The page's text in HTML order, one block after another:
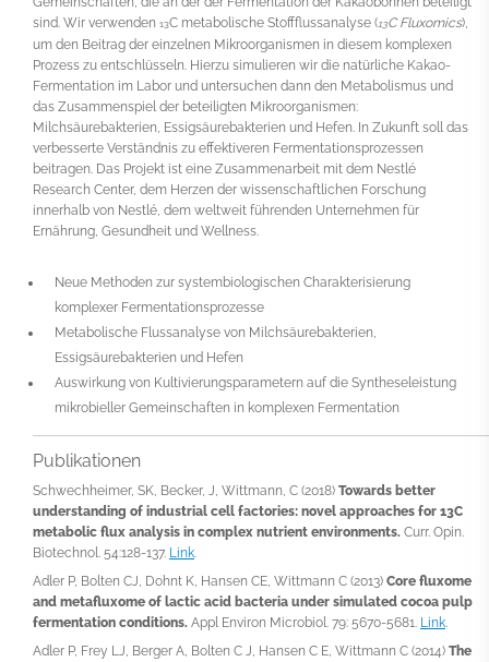
sind. Wir verwenden 13C metabolische Stoffflussanalyse (13C Fluxomics),
um den Beitrag der einzelnen Mikroorganismen in diesem komplexen
Prozess zu entschlüsseln. Hierzu simulieren wir die natürliche Kakao-
Fermentation im Labor und untersuchen dann den Metabolismus und
das Zusammenspiel der beteiligten Mikroorganismen:
Milchsäurebakterien, Essigsäurebakterien und Hefen. In Zukunft soll das
verbesserte Verständnis zu effektiveren Fermentationsprozessen
beitragen. Das Projekt ist eine Zusammenarbeit mit dem Nestlé
Research Center, dem Herzen der wissenschaftlichen Forschung
innerhalb von Nestlé, dem weltweit führenden Unternehmen für
Ernährung, Gesundheit und Wellness.
Neue Methoden zur systembiologischen Charakterisierung
komplexer Fermentationsprozesse
Metabolische Flussanalyse von Milchsäurebakterien,
Essigsäurebakterien und Hefen
Auswirkung von Kultivierungsparametern auf die Syntheseleistung
mikrobieller Gemeinschaften in komplexen Fermentation
Publikationen
Schwechheimer, SK, Becker, J, Wittmann, C (2018) Towards better
understanding of industrial cell factories: novel approaches for 13C
metabolic flux analysis in complex nutrient environments. Curr. Opin.
Biotechnol. 54:128-137. Link
Adler P, Bolten CJ, Dohnt K, Hansen CE, Wittmann C (2013) Core fluxome
and metafluxome of lactic acid bacteria under simulated cocoa pulp
fermentation conditions. Appl Environ Microbiol. 79: 5670-5681. Link
Adler P, Frey LJ, Berger A, Bolten C J, Hansen C E, Wittmann C (2014) The